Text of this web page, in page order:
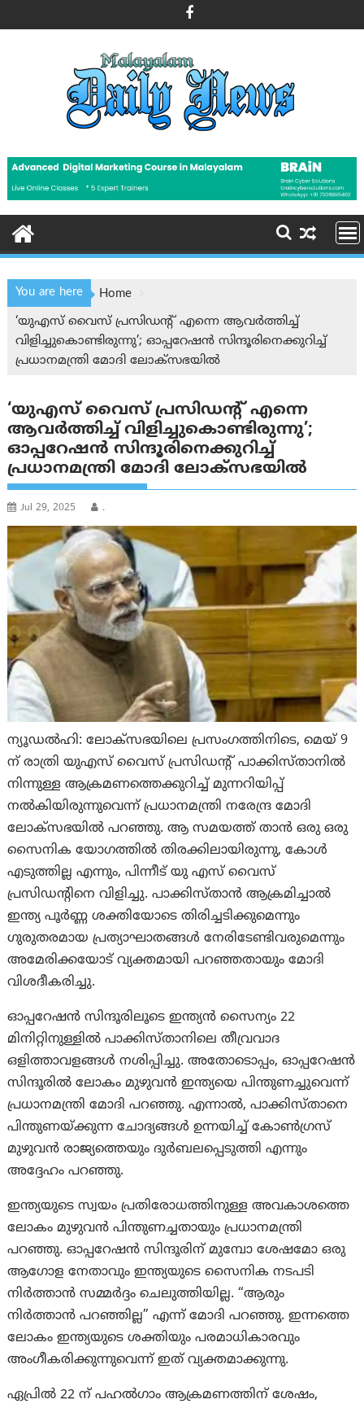
to
You are here
Home
‘യുഎസ് വൈസ് പ്രസിഡന്റ് എന്നെ ആവർത്തിച്ച്
വിളിച്ചുകൊണ്ടിരുന്നു’; ഓപ്പറേഷൻ സിന്ദൂരിനെക്കുറിച്ച്
പ്രധാനമന്ത്രി മോദി ലോക്‌സഭയിൽ
‘യുഎസ് വൈസ് പ്രസിഡന്റ് എന്നെ
ആവർത്തിച്ച് വിളിച്ചുകൊണ്ടിരുന്നു’;
ഓപ്പറേഷൻ സിന്ദൂരിനെക്കുറിച്ച്
പ്രധാനമന്ത്രി മോദി ലോക്‌സഭയിൽ
Jul 29, 2025 .
ന്യൂഡല്‍ഹി: ലോക്‌സഭയിലെ പ്രസംഗത്തിനിടെ, മെയ് 9
ന് രാത്രി യുഎസ് വൈസ് പ്രസിഡന്റ് പാക്കിസ്താനിൽ
നിന്നുള്ള ആക്രമണത്തെക്കുറിച്ച് മുന്നറിയിപ്പ്
നൽകിയിരുന്നുവെന്ന് പ്രധാനമന്ത്രി നരേന്ദ്ര മോദി
ലോക്സഭയിൽ പറഞ്ഞു. ആ സമയത്ത് താന്‍ ഒരു ഒരു
സൈനിക യോഗത്തിൽ തിരക്കിലായിരുന്നു, കോൾ
എടുത്തില്ല എന്നും, പിന്നീട് യു എസ് വൈസ്
പ്രസിഡന്റിനെ വിളിച്ചു. പാക്കിസ്താന്‍ ആക്രമിച്ചാൽ
ഇന്ത്യ പൂർണ്ണ ശക്തിയോടെ തിരിച്ചടിക്കുമെന്നും
ഗുരുതരമായ പ്രത്യാഘാതങ്ങൾ നേരിടേണ്ടിവരുമെന്നും
അമേരിക്കയോട് വ്യക്തമായി പറഞ്ഞതായും മോദി
വിശദീകരിച്ചു.
ഓപ്പറേഷൻ സിന്ദൂരിലൂടെ ഇന്ത്യൻ സൈന്യം 22
മിനിറ്റിനുള്ളിൽ പാക്കിസ്താനിലെ തീവ്രവാദ
ഒളിത്താവളങ്ങൾ നശിപ്പിച്ചു. അതോടൊപ്പം, ഓപ്പറേഷൻ
സിന്ദൂരിൽ ലോകം മുഴുവൻ ഇന്ത്യയെ പിന്തുണച്ചുവെന്ന്
പ്രധാനമന്ത്രി മോദി പറഞ്ഞു. എന്നാൽ, പാക്കിസ്താനെ
പിന്തുണയ്ക്കുന്ന ചോദ്യങ്ങൾ ഉന്നയിച്ച് കോൺഗ്രസ്
മുഴുവൻ രാജ്യത്തെയും ദുർബലപ്പെടുത്തി എന്നും
അദ്ദേഹം പറഞ്ഞു.
ഇന്ത്യയുടെ സ്വയം പ്രതിരോധത്തിനുള്ള അവകാശത്തെ
ലോകം മുഴുവൻ പിന്തുണച്ചതായും പ്രധാനമന്ത്രി
പറഞ്ഞു. ഓപ്പറേഷൻ സിന്ദൂരിന് മുമ്പോ ശേഷമോ ഒരു
ആഗോള നേതാവും ഇന്ത്യയുടെ സൈനിക നടപടി
നിർത്താൻ സമ്മർദ്ദം ചെലുത്തിയില്ല. “ആരും
നിർത്താൻ പറഞ്ഞില്ല” എന്ന് മോദി പറഞ്ഞു. ഇന്നത്തെ
ലോകം ഇന്ത്യയുടെ ശക്തിയും പരമാധികാരവും
അംഗീകരിക്കുന്നുവെന്ന് ഇത് വ്യക്തമാക്കുന്നു.
ഏപ്രിൽ 22 ന് പഹൽഗാം ആക്രമണത്തിന് ശേഷം,